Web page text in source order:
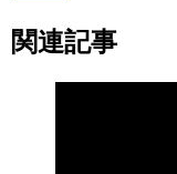
関連記事